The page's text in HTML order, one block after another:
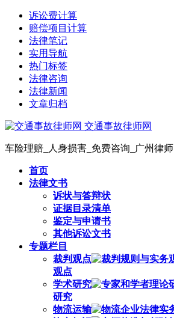
诉讼费计算
赔偿项目计算
法律笔记
实用导航
热门标签
法律咨询
法律新闻
文章归档
交通事故律师网
车险理赔_人身损害_免费咨询_广州律师
首页
法律文书
诉状与答辩状
证据目录清单
鉴定与申请书
其他诉讼文书
专题栏目
裁判观点
观点
学术研究
研究
物流运输